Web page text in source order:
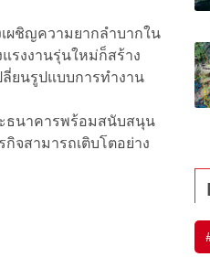
ผชิญความยากลำบากใน
รงงานรุ่นใหม่ก็สร้าง
ยนรูปแบบการทำงาน
ธนาคารพร้อมสนับสนุน
จสามารถเติบโตอย่าง